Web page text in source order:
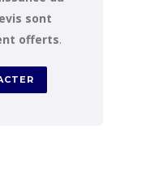
sont
offerts.